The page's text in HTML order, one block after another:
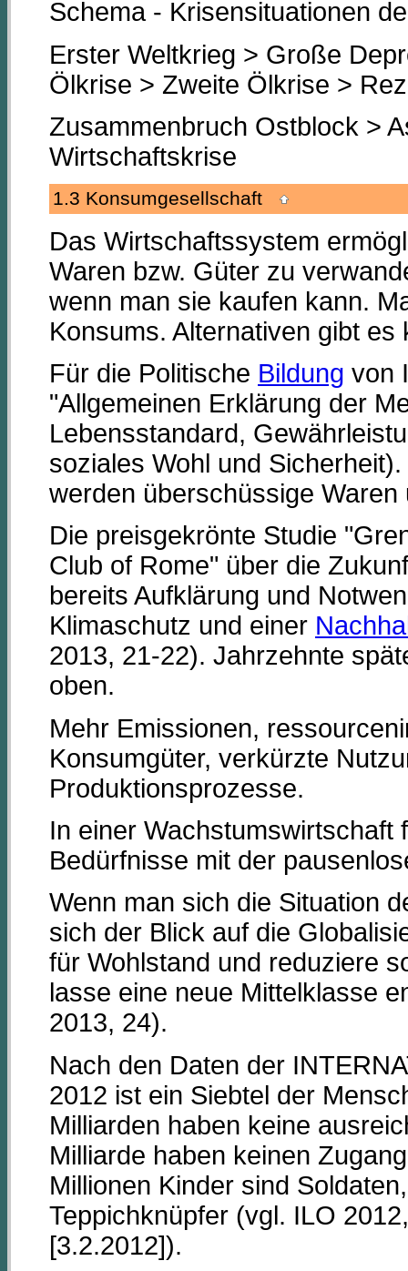
Schema - Krisensituationen
Erster Weltkrieg > Große
Ölkrise > Zweite Ölkrise >
Zusammenbruch Ostblock >
Wirtschaftskrise
1.3 Konsumgesellschaft
Das Wirtschaftssystem
Waren bzw. Güter zu
wenn man sie kaufen kann.
Konsums. Alternativen gibt es
Für die Politische Bildung von
"Allgemeinen Erklärung der
Lebensstandard,
soziales Wohl und
werden überschüssige
Die preisgekrönte Studie
Club of Rome" über die
bereits Aufklärung und
Klimaschutz und einer
2013, 21-22). Jahrzehnte
oben.
Mehr Emissionen,
Konsumgüter, verkürzte
Produktionsprozesse.
In einer Wachstumswirtschaft
Bedürfnisse mit der
Wenn man sich die Situation
sich der Blick auf die
für Wohlstand und reduziere
lasse eine neue Mittelklasse
2013, 24).
Nach den Daten der
2012 ist ein Siebtel der
Milliarden haben keine
Milliarde haben keinen
Millionen Kinder sind
Teppichknüpfer (vgl. ILO
[3.2.2012]).